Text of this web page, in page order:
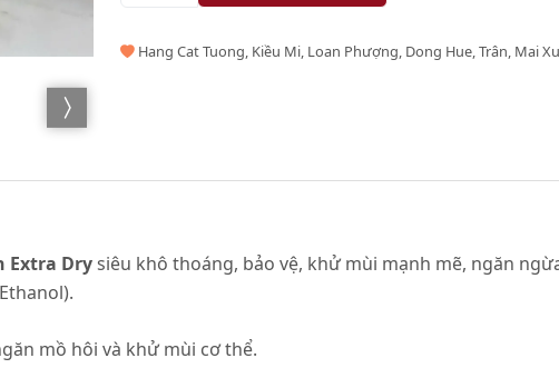
Hang Cat Tuong, Kiều Mi, Loan Phượng, Dong Hue, Trân, Mai
Extra Drysiêu khô thoáng, bảo vệ, khử mùi mạnh mẽ, ngăn
mồ hôi và khử mùi cơ thể.